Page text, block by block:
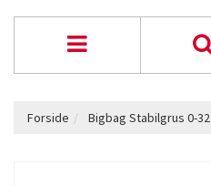
Forside Bigbag Stabilgrus 0-32